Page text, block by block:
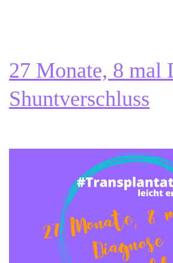
27 Monate, 8 mal
Shuntverschluss